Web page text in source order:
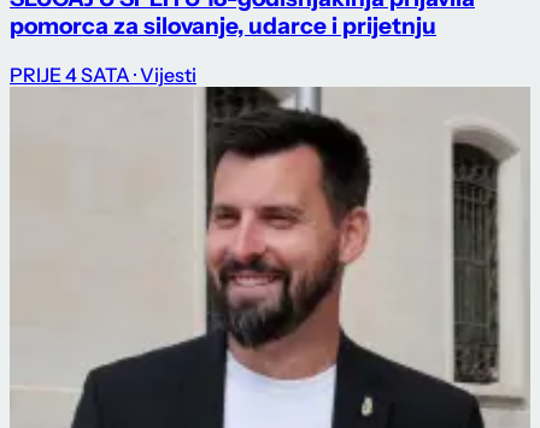
pomorca za silovanje, udarce i prijetnju
PRIJE 4 SATA · Vijesti